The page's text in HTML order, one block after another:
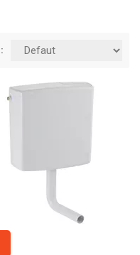
le projet de vos rêves